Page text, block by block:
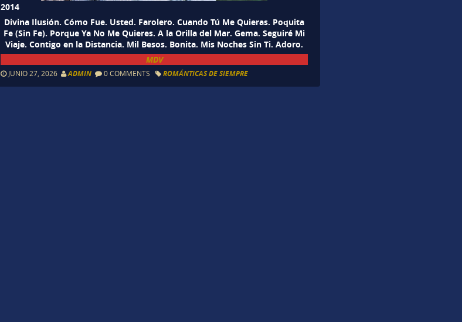
2014
Divina Ilusión. Cómo Fue. Usted. Farolero. Cuando Tú Me Quieras. Poquita
Fe (Sin Fe). Porque Ya No Me Quieres. A la Orilla del Mar. Gema. Seguiré Mi
Viaje. Contigo en la Distancia. Mil Besos. Bonita. Mis Noches Sin Ti. Adoro.
MDV
JUNIO 27, 2026 ADMIN 0 COMMENTS ROMÁNTICAS DE SIEMPRE